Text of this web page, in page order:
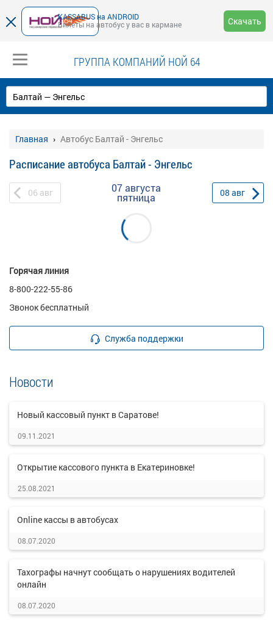
KASSABUS на ANDROID
Билеты на автобус у вас в кармане
Скачать
ГРУППА КОМПАНИЙ НОЙ 64
Главная Автобус Балтай - Энгельс
Расписание автобуса Балтай - Энгельс
06 авг 07 августа
пятница 08 авг
Горячая линия
8-800-222-55-86
Звонок бесплатный
Служба поддержки
Новости
Новый кассовый пункт в Саратове!
09.11.2021
Открытие кассового пункта в Екатериновке!
25.08.2021
Online кассы в автобусах
08.07.2020
Тахографы начнут сообщать о нарушениях водителей
онлайн
08.07.2020